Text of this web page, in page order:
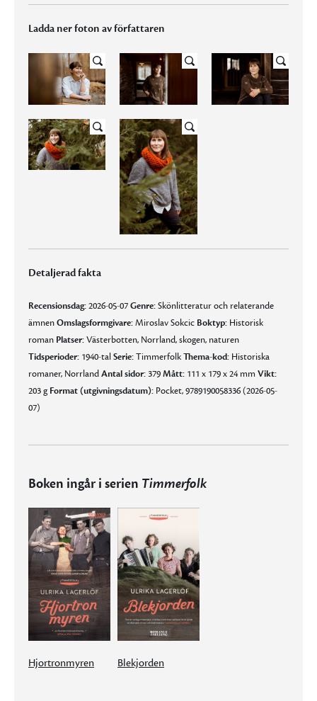
Ladda ner foton av författaren
Detaljerad fakta
Recensionsdag:2026-05-07Genre:Skönlitteratur och relaterande
ämnenOmslagsformgivare:Miroslav Sokcic Boktyp: Historisk
roman Platser:Västerbotten, Norrland, skogen, naturen
Tidsperioder: 1940-talSerie:TimmerfolkThema-kod: Historiska
romaner, NorrlandAntal sidor:379Mått: 111 x 179 x 24 mmVikt:
203 g Format (utgivningsdatum): Pocket, 9789190058336 (2026-05-
07)
Boken ingår i serien Timmerfolk
Hjortronmyren Blekjorden